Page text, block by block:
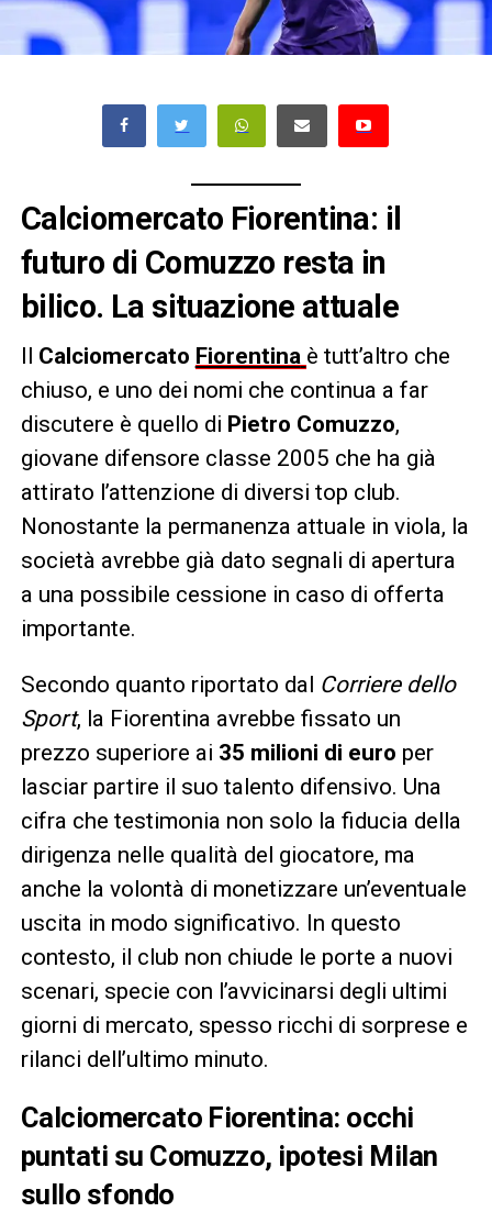
Calciomercato Fiorentina: il
futuro di Comuzzo resta in
bilico. La situazione attuale
Il Calciomercato Fiorentina è tutt’altro che
chiuso, e uno dei nomi che continua a far
discutere è quello di Pietro Comuzzo,
giovane difensore classe 2005 che ha già
attirato l’attenzione di diversi top club.
Nonostante la permanenza attuale in viola, la
società avrebbe già dato segnali di apertura
a una possibile cessione in caso di offerta
importante.
Secondo quanto riportato dal Corriere dello
Sport, la Fiorentina avrebbe fissato un
prezzo superiore ai 35 milioni di euro per
lasciar partire il suo talento difensivo. Una
cifra che testimonia non solo la fiducia della
dirigenza nelle qualità del giocatore, ma
anche la volontà di monetizzare un’eventuale
uscita in modo significativo. In questo
contesto, il club non chiude le porte a nuovi
scenari, specie con l’avvicinarsi degli ultimi
giorni di mercato, spesso ricchi di sorprese e
rilanci dell’ultimo minuto.
Calciomercato Fiorentina: occhi
puntati su Comuzzo, ipotesi Milan
sullo sfondo